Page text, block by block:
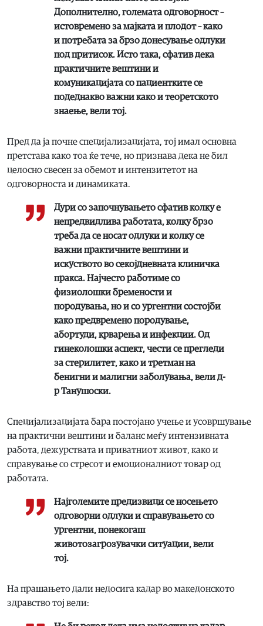
Дополнително, големата одговорност –
истовремено за мајката и плодот – како
и потребата за брзо донесување одлуки
под притисок. Исто така, сфатив дека
практичните вештини и
комуникацијата со пациентките се
подеднакво важни како и теоретското
знаење, вели тој.
Пред да ја почне специјализацијата, тој имал основна
претстава како тоа ќе тече, но признава дека не бил
целосно свесен за обемот и интензитетот на
одговорноста и динамиката.
Дури со започнувањето сфатив колку е
непредвидлива работата, колку брзо
треба да се носат одлуки и колку се
важни практичните вештини и
искуството во секојдневната клиничка
пракса. Најчесто работиме со
физиолошки бремености и
породувања, но и со ургентни состојби
како предвремено породување,
абортуди, крварења и инфекции. Од
гинеколошки аспект, чести се прегледи
за стерилитет, како и третман на
бенигни и малигни заболувања, вели д-
р Танушоски.
Специјализацијата бара постојано учење и усовршување
на практични вештини и баланс меѓу интензивната
работа, дежурствата и приватниот живот, како и
справување со стресот и емоционалниот товар од
работата.
Најголемите предизвици се носењето
одговорни одлуки и справувањето со
ургентни, понекогаш
животозагрозувачки ситуации, вели
тој.
На прашањето дали недосига кадар во македонското
здравство тој вели: